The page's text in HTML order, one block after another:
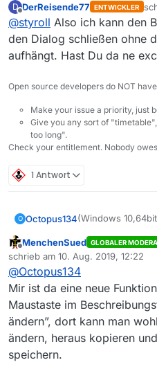
klickt, gibt es unten
die kann man nicht
herauskopieren.
Zumindest via
ändern” lässt sich der
Aufruf des Befehls hat
aufgehängt…
schon gab.
Es geht auch via
beides umständlicher
D
Offline
DerReisende77 ENTWICKLER
@styroll Also ich kann den
den Dialog schließen ohne
aufhängt. Hast Du da ne
Open source developers do NOT
Make your issue a priority, just
Give you any sort of
too long".
Check your entitlement. Nobody
1 Antwort
O Octopus134(Windows
Blick einen sehr
nachdem die
langsamer als die
Kritik: Ich finde
schlecht.
Wenn man auf
die kleine
mehr markieren
Textfeld zum
es vorher nicht
(Ich bin
Offline
MenchenSued GLOBALER
schrieb am 10. Aug. 2019, 12:22
zuletzt editiert von
@Octopus134
Mir ist da eine neue
Maustaste im
ändern”, dort kann man
ändern, heraus kopieren
speichern.